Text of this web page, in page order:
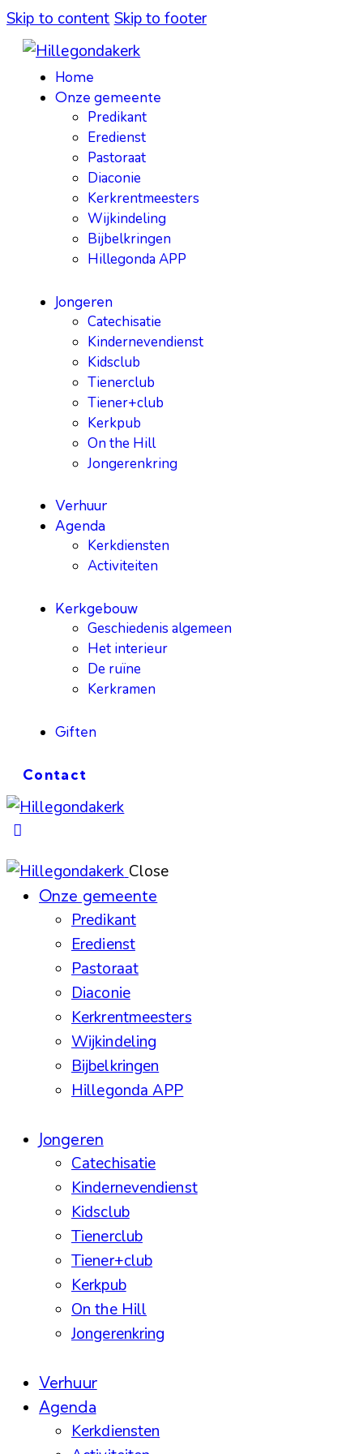
Skip to content Skip to footer
Home
Onze gemeente
Predikant
Eredienst
Pastoraat
Diaconie
Kerkrentmeesters
Wijkindeling
Bijbelkringen
Hillegonda APP
Jongeren
Catechisatie
Kindernevendienst
Kidsclub
Tienerclub
Tiener+club
Kerkpub
On the Hill
Jongerenkring
Verhuur
Agenda
Kerkdiensten
Activiteiten
Kerkgebouw
Geschiedenis algemeen
Het interieur
De ruïne
Kerkramen
Giften
Contact
Close
Onze gemeente
Predikant
Eredienst
Pastoraat
Diaconie
Kerkrentmeesters
Wijkindeling
Bijbelkringen
Hillegonda APP
Jongeren
Catechisatie
Kindernevendienst
Kidsclub
Tienerclub
Tiener+club
Kerkpub
On the Hill
Jongerenkring
Verhuur
Agenda
Kerkdiensten